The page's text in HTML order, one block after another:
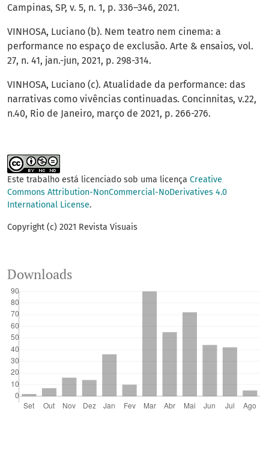
Campinas, SP, v. 5, n. 1, p. 336–346, 2021.
VINHOSA, Luciano (b). Nem teatro nem cinema: a
performance no espaço de exclusão. Arte & ensaios, vol.
27, n. 41, jan.-jun, 2021, p. 298-314.
VINHOSA, Luciano (c). Atualidade da performance: das
narrativas como vivências continuadas. Concinnitas, v.22,
n.40, Rio de Janeiro, março de 2021, p. 266-276.
Este trabalho está licenciado sob uma licença Creative
Commons Attribution-NonCommercial-NoDerivatives 4.0
International License.
Copyright (c) 2021 Revista Visuais
Downloads